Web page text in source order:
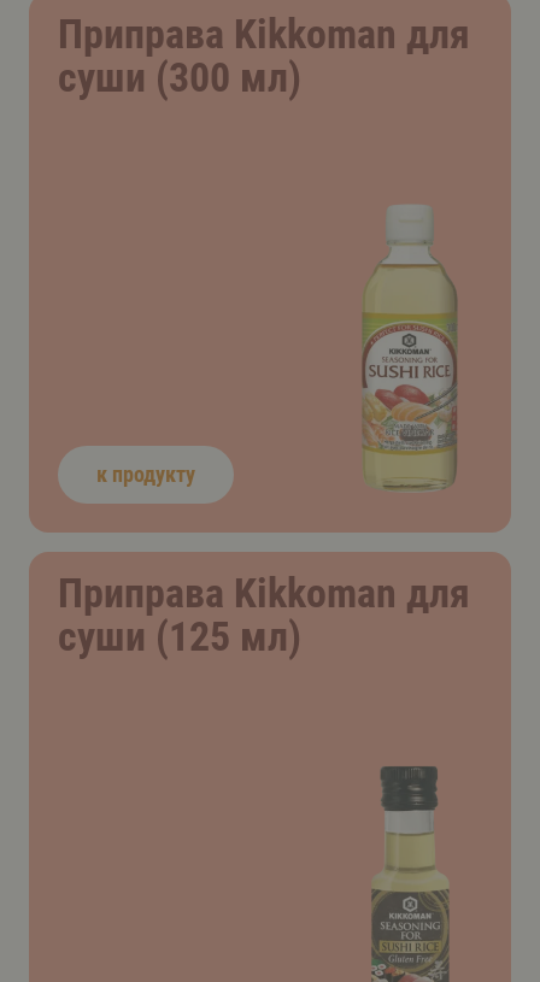
Приправа Kikkoman для
суши (300 мл)
к продукту
Приправа Kikkoman для
суши (125 мл)